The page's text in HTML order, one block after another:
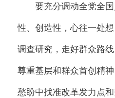
要充分调动全党全国
性、创造性，心往一处
调查研究，走好群众路
尊重基层和群众首创精
愁盼中找准改革发力点